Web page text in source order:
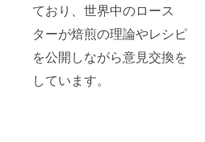
ており、世界中のロース
ターが焙煎の理論やレシピ
を公開しながら意見交換を
しています。